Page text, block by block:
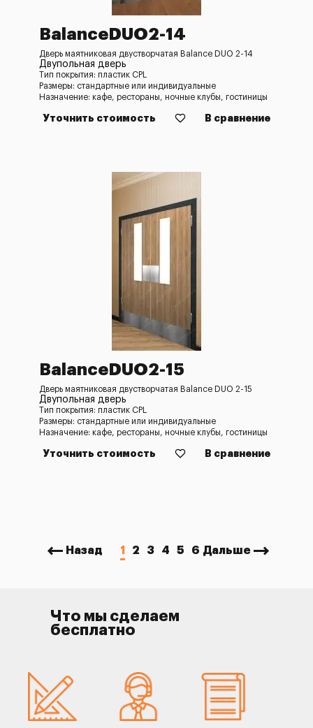
BalanceDUO2-14
Дверь маятниковая двустворчатая Balance DUO 2-14
Двупольная дверь
Тип покрытия: пластик CPL
Размеры: стандартные или индивидуальные
Назначение: кафе, рестораны, ночные клубы, гостиницы
Уточнить стоимость В сравнение
BalanceDUO2-15
Дверь маятниковая двустворчатая Balance DUO 2-15
Двупольная дверь
Тип покрытия: пластик CPL
Размеры: стандартные или индивидуальные
Назначение: кафе, рестораны, ночные клубы, гостиницы
Уточнить стоимость В сравнение
Назад 1 2 3 4 5 6 Дальше
Что мы сделаем
бесплатно